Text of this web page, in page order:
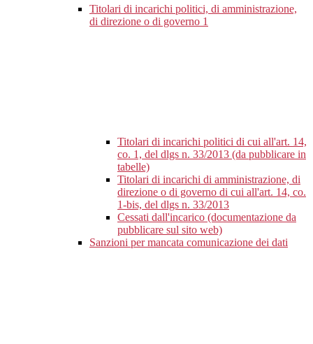
Titolari di incarichi politici, di amministrazione,
di direzione o di governo 1
Titolari di incarichi politici di cui all'art. 14,
co. 1, del dlgs n. 33/2013 (da pubblicare in
tabelle)
Titolari di incarichi di amministrazione, di
direzione o di governo di cui all'art. 14, co.
1-bis, del dlgs n. 33/2013
Cessati dall'incarico (documentazione da
pubblicare sul sito web)
Sanzioni per mancata comunicazione dei dati